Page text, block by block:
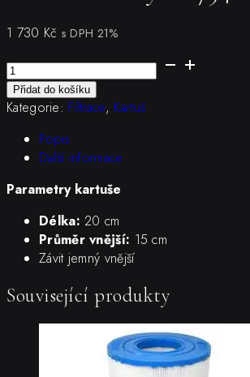
1 730 Kč s DPH 21%
Kartuše
Darlly
SC754
množství
Přidat do košíku
Kategorie: Filtrace, Kartuš
Popis
Další informace
Parametry kartuše
Délka: 20 cm
Průměr vnější: 15 cm
Závit jemný vnější
Související produkty